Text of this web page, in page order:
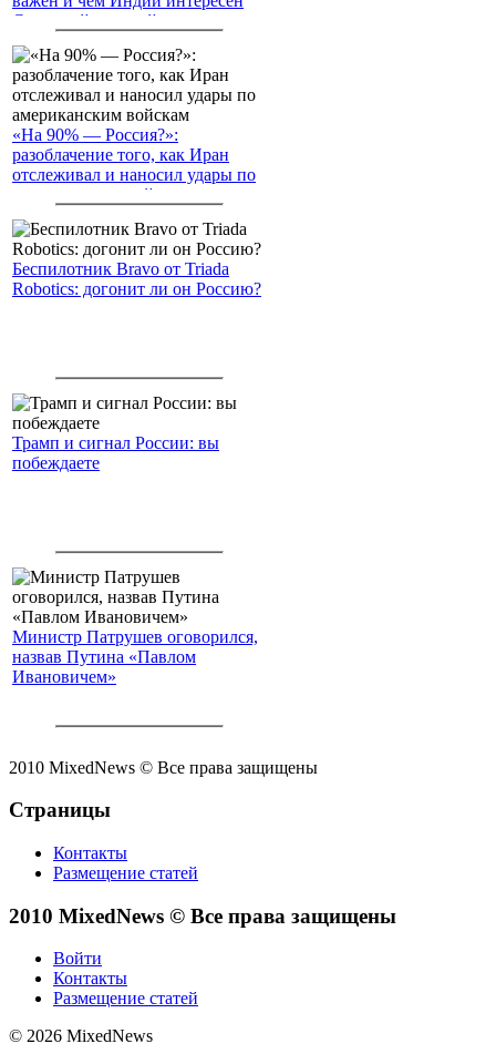
Северный морской путь
«На 90% — Россия?»:
разоблачение того, как Иран
отслеживал и наносил удары по
американским войскам
Беспилотник Bravo от Triada
Robotics: догонит ли он Россию?
Трамп и сигнал России: вы
побеждаете
Министр Патрушев оговорился,
назвав Путина «Павлом
Ивановичем»
2010 MixedNews © Все права защищены
Страницы
Контакты
Размещение статей
2010 MixedNews © Все права защищены
Войти
Контакты
Размещение статей
© 2026 MixedNews